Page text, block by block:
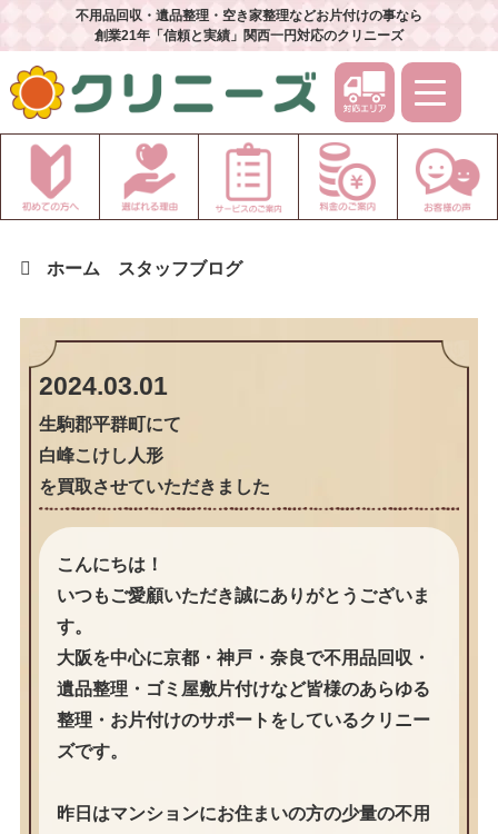
不用品回収・遺品整理・空き家整理などお片付けの事なら
創業21年「信頼と実績」関西一円対応のクリニーズ
ホーム スタッフブログ
2024.03.01
生駒郡平群町にて
白峰こけし人形
を買取させていただきました
こんにちは！
いつもご愛顧いただき誠にありがとうございま
す。
大阪を中心に京都・神戸・奈良で不用品回収・
遺品整理・ゴミ屋敷片付けなど皆様のあらゆる
整理・お片付けのサポートをしているクリニー
ズです。
昨日はマンションにお住まいの方の少量の不用